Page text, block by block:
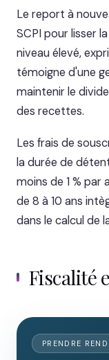
Le report à
SCPI pour lisser
niveau élevé,
témoigne d'une
maintenir le
des recettes.
Les frais de
la durée de
moins de 1 % par
de 8 à 10 ans
dans le calcul de
Fiscalité
PRENDRE